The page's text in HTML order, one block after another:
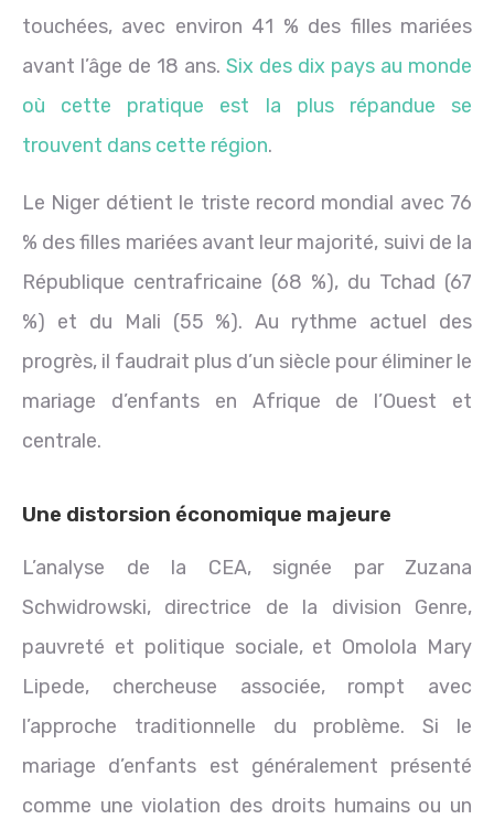
touchées, avec environ 41 % des filles mariées
avant l’âge de 18 ans. Six des dix pays au monde
où cette pratique est la plus répandue se
trouvent dans cette région.
Le Niger détient le triste record mondial avec 76
% des filles mariées avant leur majorité, suivi de la
République centrafricaine (68 %), du Tchad (67
%) et du Mali (55 %). Au rythme actuel des
progrès, il faudrait plus d’un siècle pour éliminer le
mariage d’enfants en Afrique de l’Ouest et
centrale.
Une distorsion économique majeure
L’analyse de la CEA, signée par Zuzana
Schwidrowski, directrice de la division Genre,
pauvreté et politique sociale, et Omolola Mary
Lipede, chercheuse associée, rompt avec
l’approche traditionnelle du problème. Si le
mariage d’enfants est généralement présenté
comme une violation des droits humains ou un